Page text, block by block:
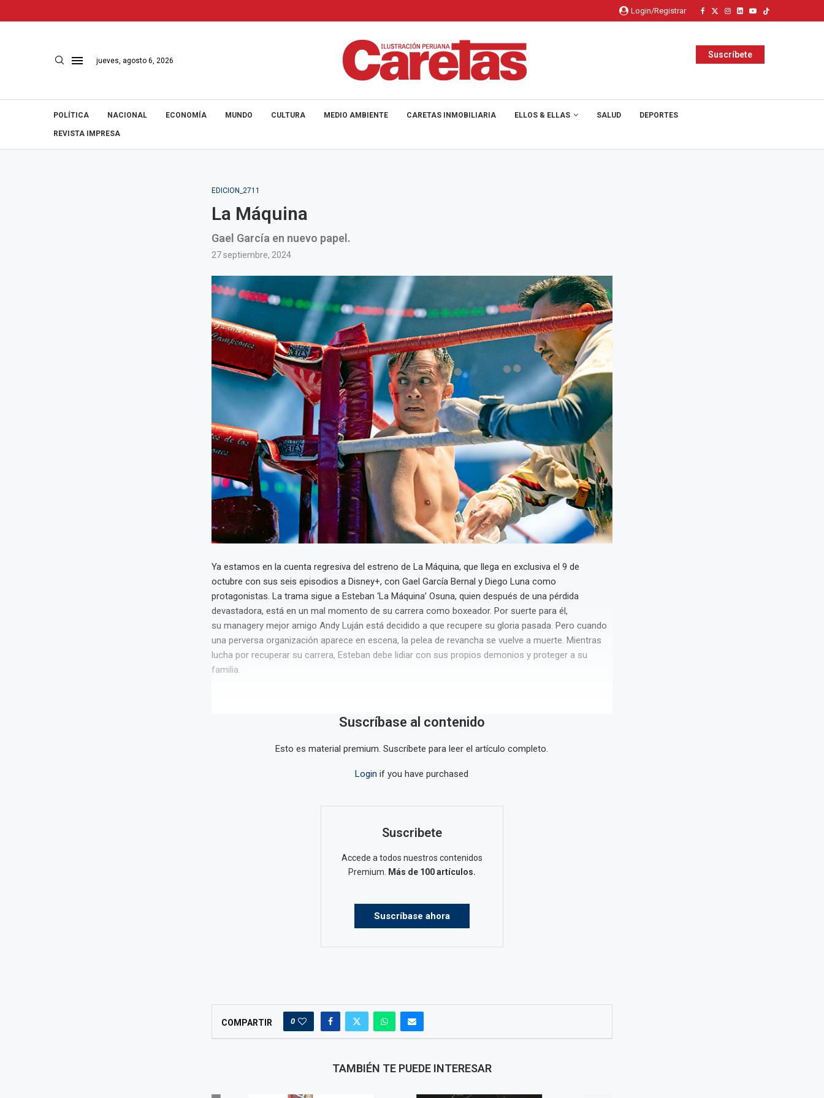
Login/Registrar
jueves, agosto 6, 2026
Suscríbete
POLÍTICA NACIONAL ECONOMÍA MUNDO CULTURA MEDIO AMBIENTE CARETAS INMOBILIARIA ELLOS & ELLAS SALUD DEPORTES
REVISTA IMPRESA
EDICION_2711
La Máquina
Gael García en nuevo papel.
27 septiembre, 2024
Ya estamos en la cuenta regresiva del estreno de La Máquina, que llega en exclusiva el 9 de
octubre con sus seis episodios a Disney+, con Gael García Bernal y Diego Luna como
protagonistas. La trama sigue a Esteban ‘La Máquina’ Osuna, quien después de una pérdida
devastadora, está en un mal momento de su carrera como boxeador. Por suerte para él,
su managery mejor amigo Andy Luján está decidido a que recupere su gloria pasada. Pero cuando
una perversa organización aparece en escena, la pelea de revancha se vuelve a muerte. Mientras
lucha por recuperar su carrera, Esteban debe lidiar con sus propios demonios y proteger a su
familia.
Suscríbase al contenido
Esto es material premium. Suscríbete para leer el artículo completo.
Login if you have purchased
Suscribete
Accede a todos nuestros contenidos
Premium.
Más de 100 artículos.
Suscríbase ahora
COMPARTIR 0
TAMBIÉN TE PUEDE INTERESAR